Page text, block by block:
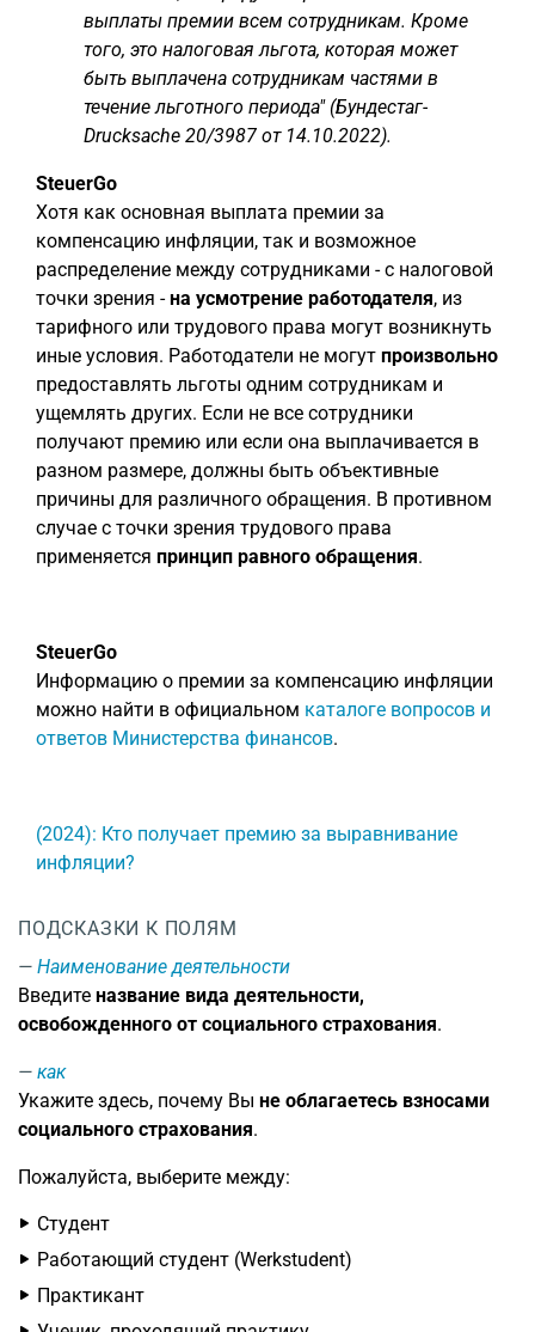
выплаты премии всем сотрудникам. Кроме
того, это налоговая льгота, которая может
быть выплачена сотрудникам частями в
течение льготного периода" (Бундестаг-
Drucksache 20/3987 от 14.10.2022).
SteuerGo
Хотя как основная выплата премии за
компенсацию инфляции, так и возможное
распределение между сотрудниками - с налоговой
точки зрения -на усмотрение работодателя, из
тарифного или трудового права могут возникнуть
иные условия. Работодатели не могут произвольно
предоставлять льготы одним сотрудникам и
ущемлять других. Если не все сотрудники
получают премию или если она выплачивается в
разном размере, должны быть объективные
причины для различного обращения. В противном
случае с точки зрения трудового права
применяется принцип равного обращения.
SteuerGo
Информацию о премии за компенсацию инфляции
можно найти в официальном каталоге вопросов и
ответов Министерства финансов.
(2024): Кто получает премию за выравнивание
инфляции?
ПОДСКАЗКИ К ПОЛЯМ
Наименование деятельности
Введите название вида деятельности,
освобожденного от социального страхования.
как
Укажите здесь, почему Вы не облагаетесь взносами
социального страхования.
Пожалуйста, выберите между:
Студент
Работающий студент (Werkstudent)
Практикант